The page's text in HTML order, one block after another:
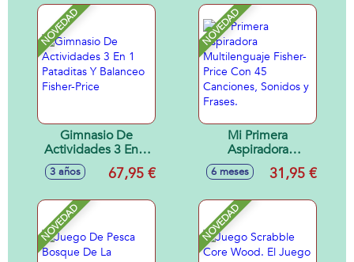
cm
Canciones. 7 Cm. -
Modelos surtidos
NOVEDAD
Gimnasio De
Actividades 3 En 1
Pataditas Y
Balanceo Fisher-
3 años 67,95 €
NOVEDAD
Mi Primera
Aspiradora
Multilenguaje
Fisher-Price Con 45
y Frases.
6 meses 31,95 €
NOVEDAD NOVEDAD